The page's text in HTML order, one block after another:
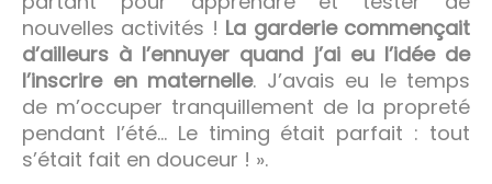
nouvelles activités ! La garderie commençait
d’ailleurs à l’ennuyer quand j’ai eu l’idée de
l’inscrire en maternelle. J’avais eu le temps
de m’occuper tranquillement de la propreté
pendant l’été… Le timing était parfait : tout
s’était fait en douceur ! ».